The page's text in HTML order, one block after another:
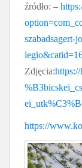
źródło: –
szabadsagert-
Zdjęcia:
https://